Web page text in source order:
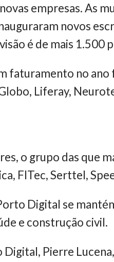
empresas. As
novos
é de mais
faturamento no ano
Liferay,
o grupo das que
FITec, Serttel,
Digital se
e construção civil.
Pierre